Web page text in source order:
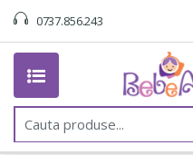
0737.856.243
C
u